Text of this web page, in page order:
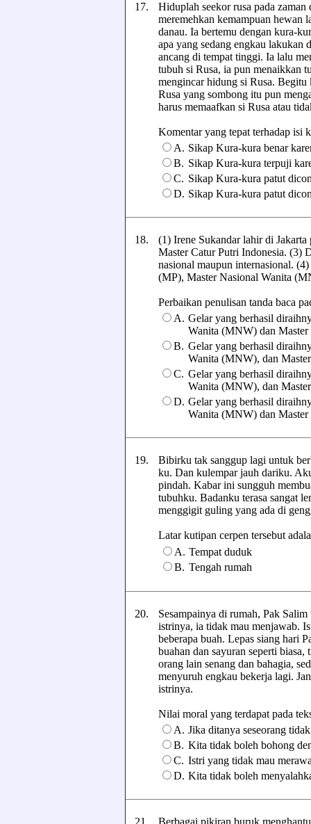
17.
Hiduplah seekor rusa pada
meremehkan kemampuan hewan
danau. Ia bertemu dengan kura-
apa yang sedang engkau lakukan
ancang di tempat tinggi. Ia lalu
tubuh si Rusa, ia pun menaikkan
mengincar hidung si Rusa. Begitu
Rusa yang sombong itu pun
harus memaafkan si Rusa atau
Komentar yang tepat terhadap isi
A. Sikap Kura-kura benar
B. Sikap Kura-kura terpuji
C. Sikap Kura-kura patut
D. Sikap Kura-kura patut
18.
(1) Irene Sukandar lahir di
Master Catur Putri Indonesia. (3)
nasional maupun internasional.
(MP), Master Nasional Wanita
Perbaikan penulisan tanda baca
A. Gelar yang berhasil
Wanita (MNW) dan
B. Gelar yang berhasil
Wanita (MNW), dan
C. Gelar yang berhasil
Wanita (MNW), dan
D. Gelar yang berhasil
Wanita (MNW) dan
19.
Bibirku tak sanggup lagi untuk
ku. Dan kulempar jauh dariku.
pindah. Kabar ini sungguh
tubuhku. Badanku terasa sangat
menggigit guling yang ada di
Latar kutipan cerpen tersebut
A. Tempat duduk
B. Tengah rumah
20.
Sesampainya di rumah, Pak
istrinya, ia tidak mau menjawab.
beberapa buah. Lepas siang hari
buahan dan sayuran seperti
orang lain senang dan bahagia,
menyuruh engkau bekerja lagi.
istrinya.
Nilai moral yang terdapat pada
A. Jika ditanya seseorang
B. Kita tidak boleh bohong
C. Istri yang tidak mau
D. Kita tidak boleh
21.
Berbagai pikiran buruk